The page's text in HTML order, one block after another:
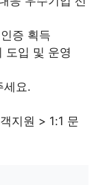
증 획득
도입 및 운영
요.
지원 > 1:1 문